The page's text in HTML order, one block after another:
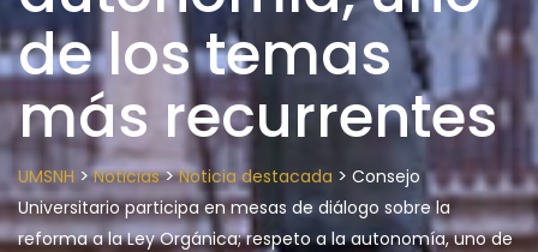
de los temas
más recurrentes
UMSNH >Noticias>Noticia destacada > Consejo
Universitario participa en mesas de diálogo sobre la
reforma a la Ley Orgánica; respeto a la autonomía, uno de